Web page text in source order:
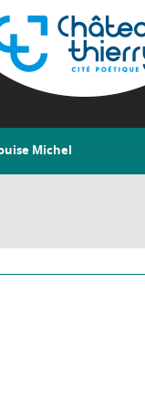
au
contenu
principal
Michel